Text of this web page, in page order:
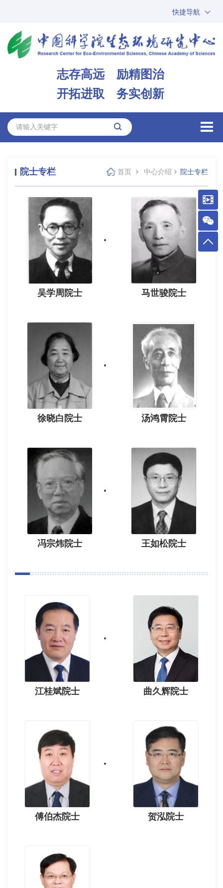
快捷导航
ARP
邮箱
志存高远 励精图治
开拓进取 务实创新
院士专栏 首页 中心介绍 院士专栏
吴学周院士 马世骏院士
徐晓白院士 汤鸿霄院士
冯宗炜院士 王如松院士
江桂斌院士 曲久辉院士
傅伯杰院士 贺泓院士